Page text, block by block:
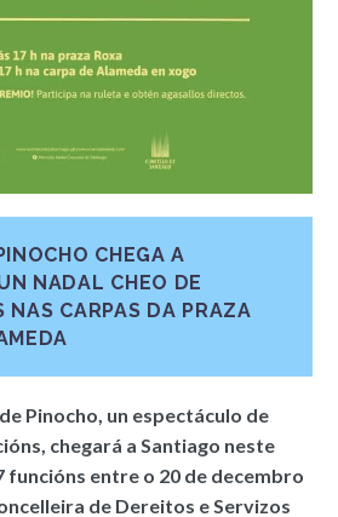
CHEGA A
NADAL CHEO DE
NAS CARPAS DA PRAZA
Pinocho, un espectáculo de
chegará a Santiago neste
funcións entre o 20 de decembro
de Dereitos e Servizos